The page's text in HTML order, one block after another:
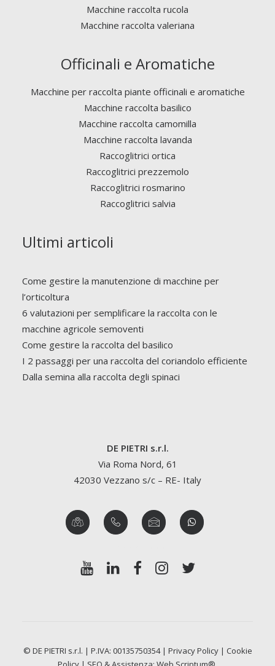
Macchine raccolta rucola
Macchine raccolta valeriana
Officinali e Aromatiche
Macchine per raccolta piante officinali e aromatiche
Macchine raccolta basilico
Macchine raccolta camomilla
Macchine raccolta lavanda
Raccoglitrici ortica
Raccoglitrici prezzemolo
Raccoglitrici rosmarino
Raccoglitrici salvia
Ultimi articoli
Come gestire la manutenzione di macchine per
l’orticoltura
6 valutazioni per semplificare la raccolta con le
macchine agricole semoventi
Come gestire la raccolta del basilico
I 2 passaggi per una raccolta del coriandolo efficiente
Dalla semina alla raccolta degli spinaci
DE PIETRI s.r.l.
Via Roma Nord, 61
42030 Vezzano s/c – RE- Italy
© DE PIETRI s.r.l. | P.IVA: 00135750354 | Privacy Policy| Cookie